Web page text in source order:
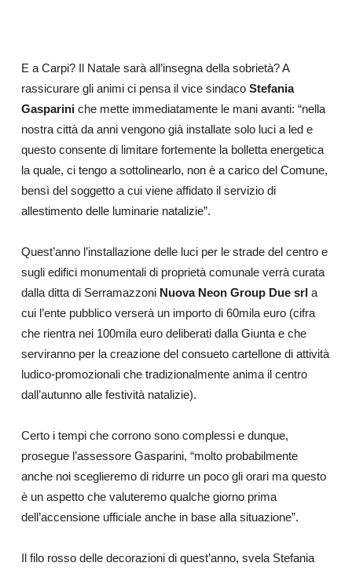
E a Carpi? Il Natale sarà all’insegna della sobrietà? A
rassicurare gli animi ci pensa il vice sindaco Stefania
Gaspariniche mette immediatamente le mani avanti: “nella
nostra città da anni vengono già installate solo luci a led e
questo consente di limitare fortemente la bolletta energetica
la quale, ci tengo a sottolinearlo, non è a carico del Comune,
bensì del soggetto a cui viene affidato il servizio di
allestimento delle luminarie natalizie”.
Quest’anno l’installazione delle luci per le strade del centro e
sugli edifici monumentali di proprietà comunale verrà curata
dalla ditta di Serramazzoni Nuova Neon Group Due srl a
cui l’ente pubblico verserà un importo di 60mila euro (cifra
che rientra nei 100mila euro deliberati dalla Giunta e che
serviranno per la creazione del consueto cartellone di attività
ludico-promozionali che tradizionalmente anima il centro
dall’autunno alle festività natalizie).
Certo i tempi che corrono sono complessi e dunque,
prosegue l’assessore Gasparini, “molto probabilmente
anche noi sceglieremo di ridurre un poco gli orari ma questo
è un aspetto che valuteremo qualche giorno prima
dell’accensione ufficiale anche in base alla situazione”.
Il filo rosso delle decorazioni di quest’anno, svela Stefania